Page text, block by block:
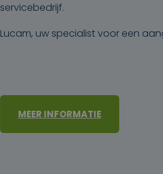
servicebedrijf.
Lucam, uw specialist voor een
MEER INFORMATIE